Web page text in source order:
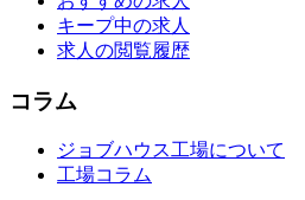
キープ中の求人
求人の閲覧履歴
コラム
ジョブハウス工場について
工場コラム